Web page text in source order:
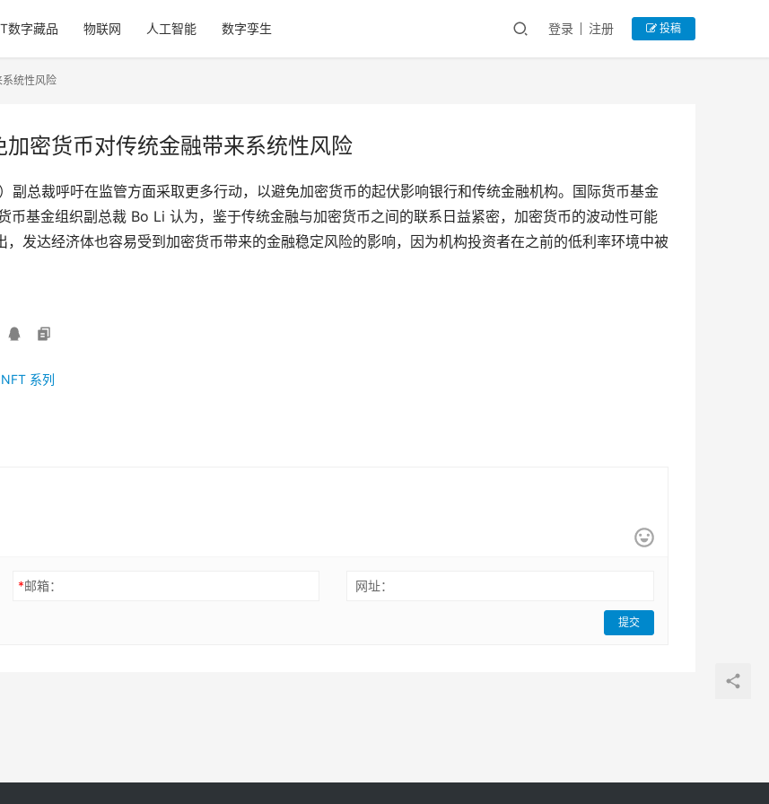
数字藏品 物联网 人工智能 数字孪生 登录 注册 投稿
统性风险
密货币对传统金融带来系统性风险
副总裁呼吁在监管方面采取更多行动，以避免加密货币的起伏影响银行和传统金融机构。国际货币基金
基金组织副总裁 Bo Li 认为，鉴于传统金融与加密货币之间的联系日益紧密，加密货币的波动性可能
发达经济体也容易受到加密货币带来的金融稳定风险的影响，因为机构投资者在之前的低利率环境中被
系列
*邮箱： 网址：
提交